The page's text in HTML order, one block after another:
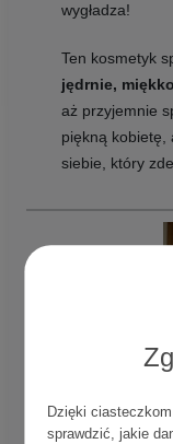
Dzięki
sprawdzić, jakie
wygładza!
Ten kosmetyk
jędrnie,
aż przyjemnie
piękną kobietę,
siebie, który